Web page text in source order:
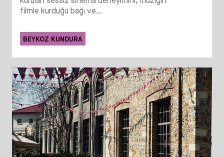
filmle kurduğu bağı ve...
BEYKOZ KUNDURA